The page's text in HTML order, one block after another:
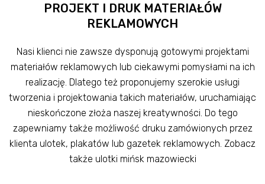
PROJEKT I DRUK MATERIAŁÓW
REKLAMOWYCH
Nasi klienci nie zawsze dysponują gotowymi projektami
materiałów reklamowych lub ciekawymi pomysłami na ich
realizację. Dlatego też proponujemy szerokie usługi
tworzenia i projektowania takich materiałów, uruchamiając
nieskończone złoża naszej kreatywności. Do tego
zapewniamy także możliwość druku zamówionych przez
klienta ulotek, plakatów lub gazetek reklamowych. Zobacz
także ulotki mińsk mazowiecki